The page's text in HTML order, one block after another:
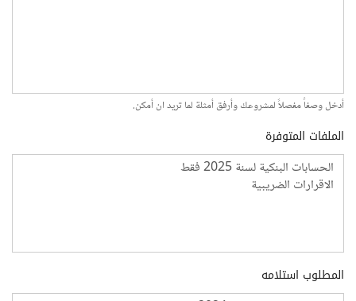
أدخل وصفاً مفصلاً لمشروعك وأرفق أمثلة لما تريد ان أمكن.
الملفات المتوفرة
المطلوب استلامه